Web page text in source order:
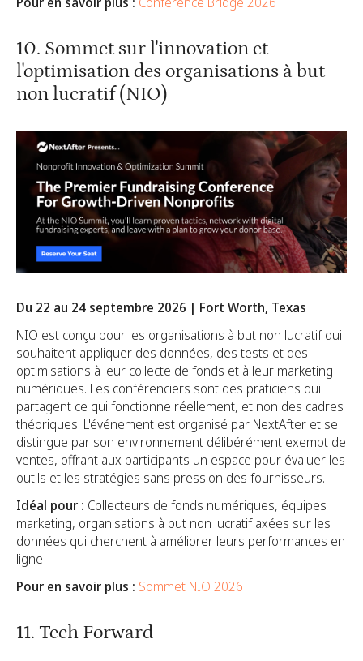
10. Sommet sur l'innovation et
l'optimisation des organisations à but
non lucratif (NIO)
Du 22 au 24 septembre 2026 | Fort Worth, Texas
NIO est conçu pour les organisations à but non lucratif qui
souhaitent appliquer des données, des tests et des
optimisations à leur collecte de fonds et à leur marketing
numériques. Les conférenciers sont des praticiens qui
partagent ce qui fonctionne réellement, et non des cadres
théoriques. L'événement est organisé par NextAfter et se
distingue par son environnement délibérément exempt de
ventes, offrant aux participants un espace pour évaluer les
outils et les stratégies sans pression des fournisseurs.
Idéal pour : Collecteurs de fonds numériques, équipes
marketing, organisations à but non lucratif axées sur les
données qui cherchent à améliorer leurs performances en
ligne
Pour en savoir plus : Sommet NIO 2026
11. Tech Forward